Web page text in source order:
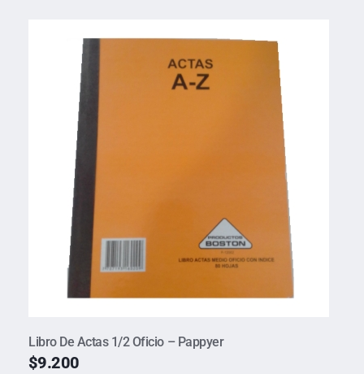
Libro De Actas 1/2 Oficio – Pappyer
$9.200